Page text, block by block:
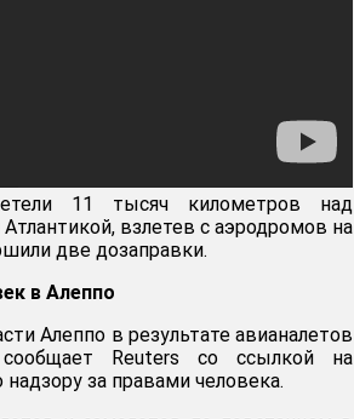
11 тысяч километров над
взлетев с аэродромов на
две дозаправки.
в Алеппо
Алеппо в результате авианалетов
Reuters со ссылкой на
за правами человека.